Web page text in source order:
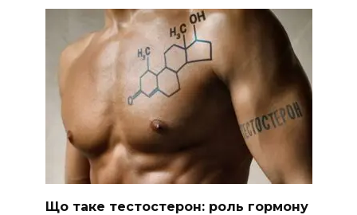
Що таке тестостерон: роль гормону